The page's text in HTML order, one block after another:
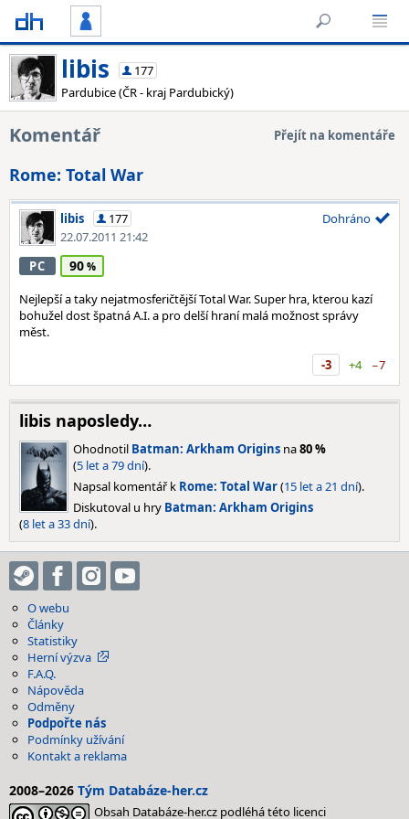
libis
177
Pardubice (ČR - kraj Pardubický)
Komentář Přejít na komentáře
Rome: Total War
libis
177
22.07.2011 21:42
Dohráno
PC 90
Nejlepší a taky nejatmosferičtější Total War. Super hra, kterou kazí
bohužel dost špatná A.I. a pro delší hraní malá možnost správy
měst.
-3
+4 −7
libis naposledy…
Ohodnotil Batman: Arkham Origins na80 %
(5 let a 79 dní).
Napsal komentář k Rome: Total War(15 let a 21 dní).
Diskutoval u hry Batman: Arkham Origins
(8 let a 33 dní).
O webu
Články
Statistiky
Herní výzva
F.A.Q.
Nápověda
Odměny
Podpořte nás
Podmínky užívání
Kontakt a reklama
2008–2026 Tým Databáze-her.cz
Obsah Databáze-her.cz podléhá této licenci